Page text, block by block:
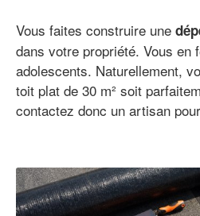
Vous faites construire une
dans votre propriété. Vous en
adolescents. Naturellement,
toit plat de 30 m² soit
contactez donc un artisan